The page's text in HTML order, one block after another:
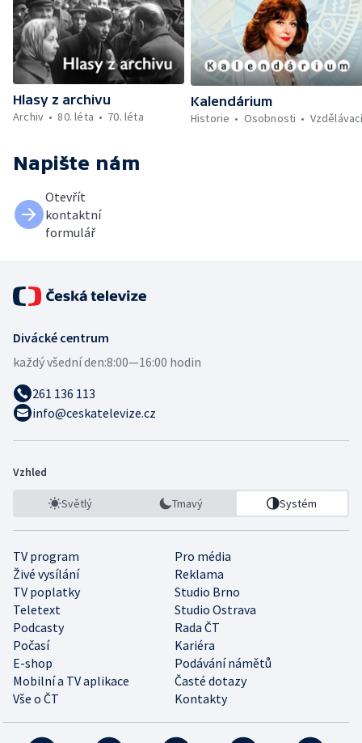
Hlasy z archivu
Archiv
80. léta 70. léta
Kalendárium
Historie
Osobnosti
Napište nám
Otevřít
kontaktní
formulář
Divácké centrum
každý všední den:8:00—16:00 hodin
261 136 113
info@ceskatelevize.cz
Vzhled
Světlý Tmavý Systém
TV program
Pro média
Živé vysílání
Reklama
TV poplatky
Studio Brno
Teletext
Studio Ostrava
Podcasty
Rada ČT
Počasí
Kariéra
E-shop
Podávání námětů
Mobilní a TV aplikace
Časté dotazy
Vše o ČT
Kontakty